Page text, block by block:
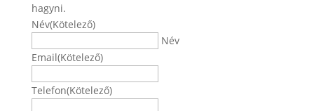
hagyni.
Név(Kötelező)
Név
Email(Kötelező)
Telefon(Kötelező)